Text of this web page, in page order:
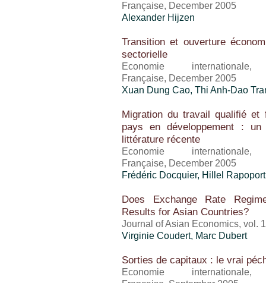
Française, December 2005
Alexander Hijzen
Transition et ouverture
sectorielle
Economie
Française, December 2005
Xuan Dung Cao, Thi Anh-Dao
Migration du travail qualifié et
pays en développement :
littérature récente
Economie
Française, December 2005
Frédéric Docquier, Hillel Rapoport
Does Exchange Rate
Results for Asian Countries?
Journal of Asian Economics, vol.
Virginie Coudert, Marc Dubert
Sorties de capitaux : le vrai
Economie